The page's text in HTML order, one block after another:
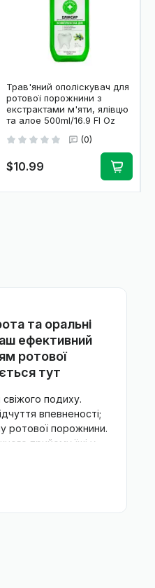
Трав'яний ополіскувач для
ротової порожнини з
екстрактами м'яти, ялівцю
та алое 500ml/16.9 Fl Oz
(0)
$10.99
та оральні
ефективний
ротової
тут
свіжого подиху.
впевненості;
ротової порожнини.
прийому їжі у
оральні гелі.